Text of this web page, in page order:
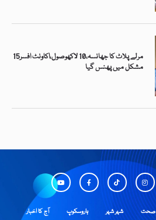
15مرلے پلاٹ کا جھانسہ،10 لاکھوصول،اکاونٹ افسر
مشکل میں پھنس گیا
آج کا اخبار ہاروسکوپ شہر شہر صحت